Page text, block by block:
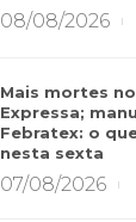
08/08/2026
Mais mortes
Expressa;
Febratex: o
nesta sexta
07/08/2026